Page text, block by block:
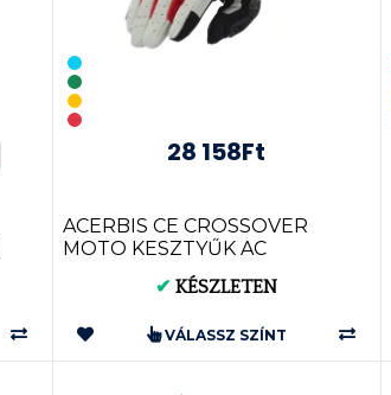
28 158Ft
ACERBIS CE CROSSOVER
MOTO KESZTYŰK AC
✔KÉSZLETEN
VÁLASSZ SZÍNT